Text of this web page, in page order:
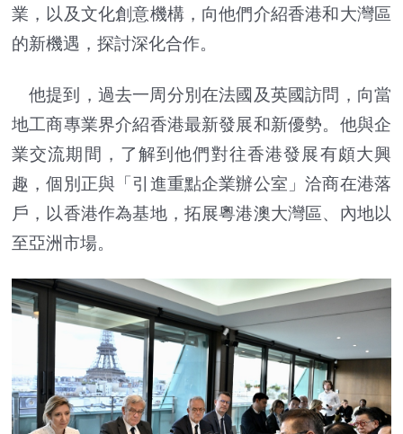
業，以及文化創意機構，向他們介紹香港和大灣區
的新機遇，探討深化合作。
他提到，過去一周分別在法國及英國訪問，向當
地工商專業界介紹香港最新發展和新優勢。他與企
業交流期間，了解到他們對往香港發展有頗大興
趣，個別正與「引進重點企業辦公室」洽商在港落
戶，以香港作為基地，拓展粵港澳大灣區、內地以
至亞洲市場。